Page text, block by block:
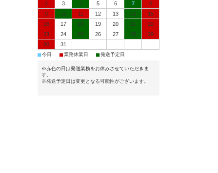
2
3 4 5 6 7
8
9
10 11 12 13 14
15
16
17 18 19 20 21
22
23
24 25 26 27 28
29
30
31
■今日 ■業務休業日 ■発送予定日
※赤色の日は発送業務をお休みさせていただきま
す。
※発送予定日は変更となる可能性がございます。